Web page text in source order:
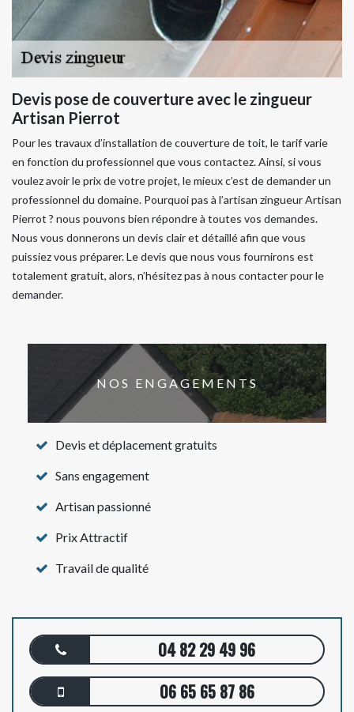
Devis pose de couverture avec le zingueur
Artisan Pierrot
Pour les travaux d’installation de couverture de toit, le tarif varie
en fonction du professionnel que vous contactez. Ainsi, si vous
voulez avoir le prix de votre projet, le mieux c’est de demander un
professionnel du domaine. Pourquoi pas à l’artisan zingueur Artisan
Pierrot ? nous pouvons bien répondre à toutes vos demandes.
Nous vous donnerons un devis clair et détaillé afin que vous
puissiez vous préparer. Le devis que nous vous fournirons est
totalement gratuit, alors, n’hésitez pas à nous contacter pour le
demander.
NOS ENGAGEMENTS
Devis et déplacement gratuits
Sans engagement
Artisan passionné
Prix Attractif
Travail de qualité
04 82 29 49 96
06 65 65 87 86